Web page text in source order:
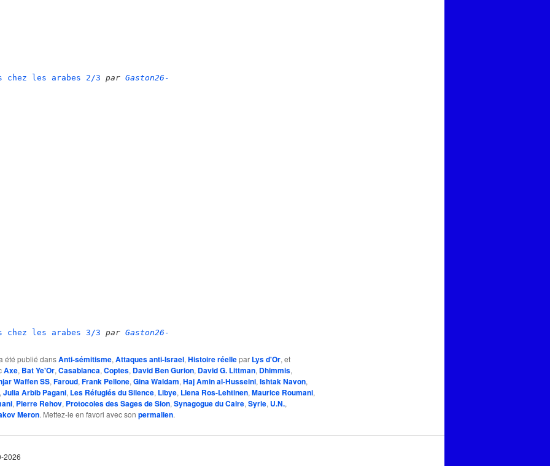
chez les arabes 2/3 par Gaston26-
chez les arabes 3/3 par Gaston26-
été publié dansAnti-sémitisme, Attaques anti-Israel, Histoire réellepar Lys d'Or, et
Axe, Bat Ye'Or, Casablanca, Coptes, David Ben Gurion, David G. Littman, Dhimmis,
Waffen SS, Faroud, Frank Pellone, Gina Waldam, Haj Amin al-Husseini, Ishtak Navon,
, Julia Arbib Pagani, Les Réfugiés du Silence, Libye, Llena Ros-Lehtinen, Maurice Roumani,
, Pierre Rehov, Protocoles des Sages de Sion, Synagogue du Caire, Syrie, U.N.,
Meron. Mettez-le en favori avec son permalien.
2026